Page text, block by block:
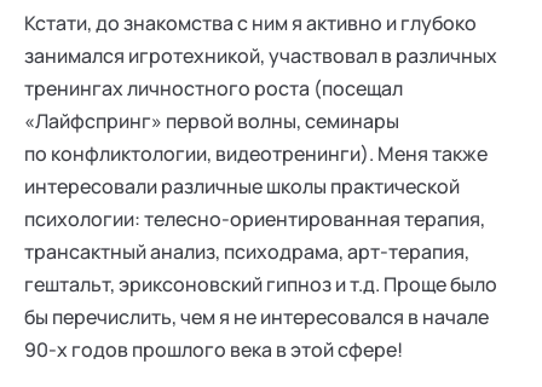
Кстати, до знакомства с ним я активно и глубоко
занимался игротехникой, участвовал в различных
тренингах личностного роста (посещал
«Лайфспринг» первой волны, семинары
по конфликтологии, видеотренинги). Меня также
интересовали различные школы практической
психологии: телесно-ориентированная терапия,
трансактный анализ, психодрама, арт-терапия,
гештальт, эриксоновский гипноз и т.д. Проще было
бы перечислить, чем я не интересовался в начале
90-х годов прошлого века в этой сфере!